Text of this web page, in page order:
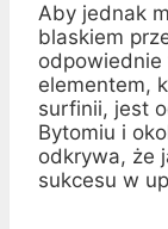
Aby jednak
blaskiem
odpowiednie
elementem,
surfinii, jest
Bytomiu i
odkrywa, że
sukcesu w